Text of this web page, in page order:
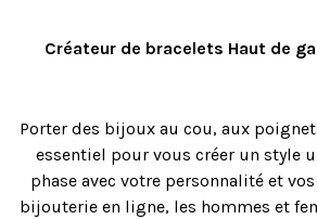
Créateur de bracelets Haut de
Porter des bijoux au cou, aux
essentiel pour vous créer un style
phase avec votre personnalité et
bijouterie en ligne, les hommes et